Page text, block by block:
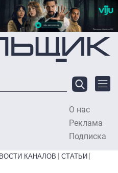
О нас
Реклама
Подписка
КАНАЛОВ
СТАТЬИ